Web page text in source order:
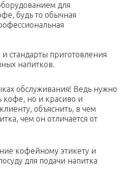
для
будь то обычная
стандарты приготовления
напитков.
обслуживания! Ведь нужно
кофе, но и красиво и
объяснить, в чем
чем он отличается от
кофейному этикету и
для подачи напитка